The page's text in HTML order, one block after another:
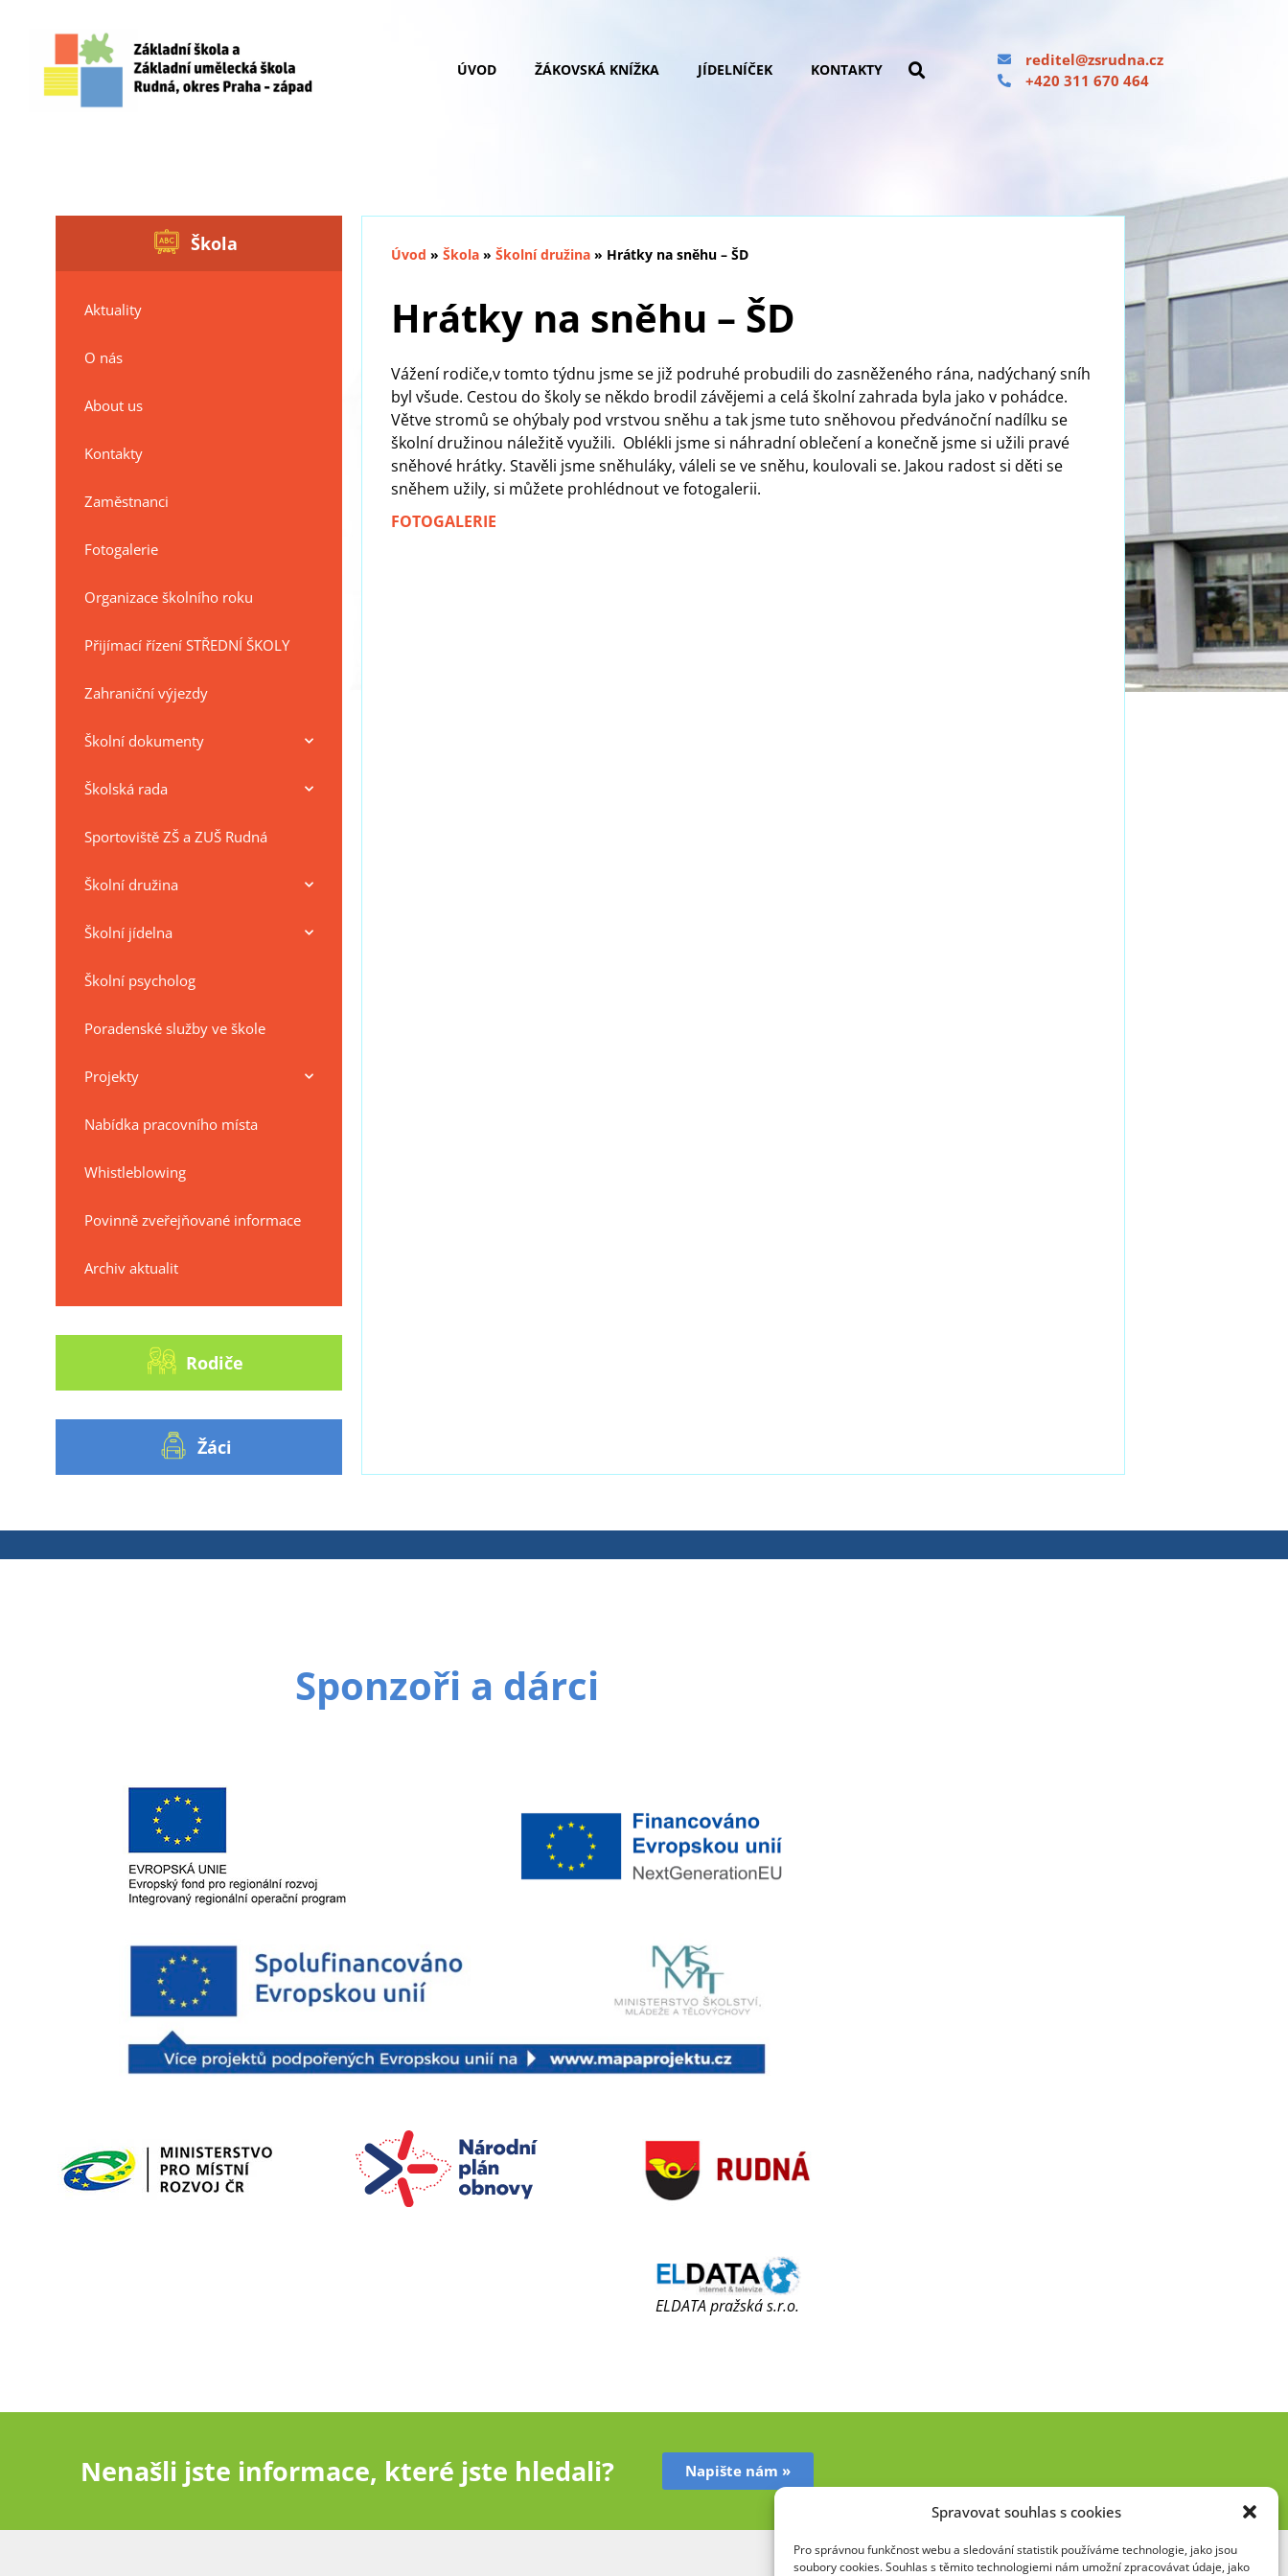
Spravovat souhlas s cookies
Pro správnou funkčnost webu a sledování statistik používáme technologie, jako jsou
soubory cookies. Souhlas s těmito technologiemi nám umožní zpracovávat údaje, jako
ÚVOD ŽÁKOVSKÁ KNÍŽKA JÍDELNÍČEK KONTAKTY
reditel@zsrudna.cz
+420 311 670 464
Škola
Aktuality
O nás
About us
Kontakty
Zaměstnanci
Fotogalerie
Organizace školního roku
Přijímací řízení STŘEDNÍ ŠKOLY
Zahraniční výjezdy
Školní dokumenty
Školská rada
Sportoviště ZŠ a ZUŠ Rudná
Školní družina
Školní jídelna
Školní psycholog
Poradenské služby ve škole
Projekty
Nabídka pracovního místa
Whistleblowing
Povinně zveřejňované informace
Archiv aktualit
Rodiče
Žáci
Úvod »Škola »Školní družina » Hrátky na sněhu – ŠD
Hrátky na sněhu – ŠD
Vážení rodiče,v tomto týdnu jsme se již podruhé probudili do zasněženého rána, nadýchaný sníh
byl všude. Cestou do školy se někdo brodil závějemi a celá školní zahrada byla jako v pohádce.
Větve stromů se ohýbaly pod vrstvou sněhu a tak jsme tuto sněhovou předvánoční nadílku se
školní družinou náležitě využili. Oblékli jsme si náhradní oblečení a konečně jsme si užili pravé
sněhové hrátky. Stavěli jsme sněhuláky, váleli se ve sněhu, koulovali se. Jakou radost si děti se
sněhem užily, si můžete prohlédnout ve fotogalerii.
FOTOGALERIE
Sponzoři a dárci
ELDATA pražská s.r.o.
Nenašli jste informace, které jste hledali? Napište nám »